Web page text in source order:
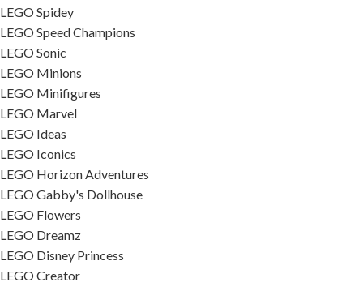
LEGO Spidey
LEGO Speed Champions
LEGO Sonic
LEGO Minions
LEGO Minifigures
LEGO Marvel
LEGO Ideas
LEGO Iconics
LEGO Horizon Adventures
LEGO Gabby's Dollhouse
LEGO Flowers
LEGO Dreamz
LEGO Disney Princess
LEGO Creator